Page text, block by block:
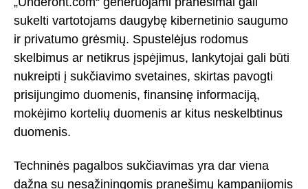
sukelti vartotojams daugybę kibernetinio saugumo
ir privatumo grėsmių. Spustelėjus rodomus
skelbimus ar netikrus įspėjimus, lankytojai gali būti
nukreipti į sukčiavimo svetaines, skirtas pavogti
prisijungimo duomenis, finansinę informaciją,
mokėjimo kortelių duomenis ar kitus neskelbtinus
duomenis.
Techninės pagalbos sukčiavimas yra dar viena
dažna su nesąžiningomis pranešimų kampanijomis